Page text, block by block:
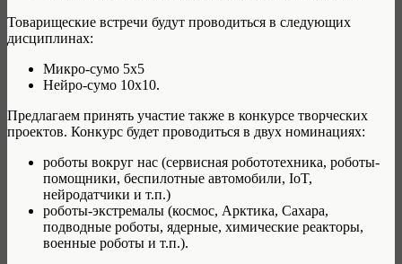
Товарищеские встречи будут проводиться в следующих
дисциплинах:
Микро-сумо 5х5
Нейро-сумо 10х10.
Предлагаем принять участие также в конкурсе творческих
проектов. Конкурс будет проводиться в двух номинациях:
роботы вокруг нас (сервисная робототехника, роботы-
помощники, беспилотные автомобили, IoT,
нейродатчики и т.п.)
роботы-экстремалы (космос, Арктика, Сахара,
подводные роботы, ядерные, химические реакторы,
военные роботы и т.п.).